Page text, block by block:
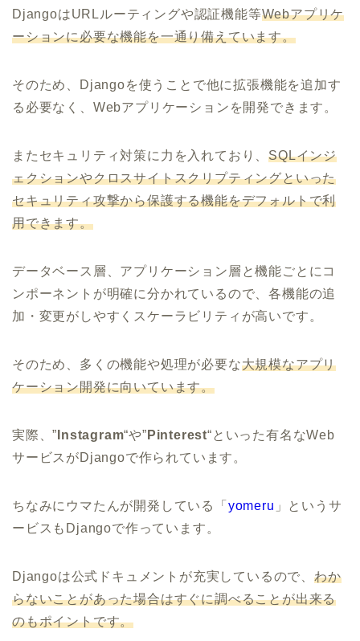
DjangoはURLルーティングや認証機能等Webアプリケ
ーションに必要な機能を一通り備えています。
そのため、Djangoを使うことで他に拡張機能を追加す
る必要なく、Webアプリケーションを開発できます。
またセキュリティ対策に力を入れており、SQLインジ
ェクションやクロスサイトスクリプティングといった
セキュリティ攻撃から保護する機能をデフォルトで利
用できます。
データベース層、アプリケーション層と機能ごとにコ
ンポーネントが明確に分かれているので、各機能の追
加・変更がしやすくスケーラビリティが高いです。
そのため、多くの機能や処理が必要な大規模なアプリ
ケーション開発に向いています。
実際、” Instagram“や” Pinterest“といった有名なWeb
サービスがDjangoで作られています。
ちなみにウマたんが開発している「 yomeru 」というサ
ービスもDjangoで作っています。
Djangoは公式ドキュメントが充実しているので、 わか
らないことがあった場合はすぐに調べることが出来る
のもポイントです。